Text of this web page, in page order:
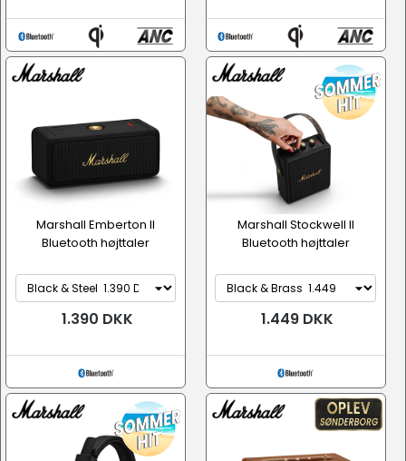
Marshall Emberton II
Bluetooth højttaler
1.390 DKK
Marshall Stockwell II
Bluetooth højttaler
1.449 DKK